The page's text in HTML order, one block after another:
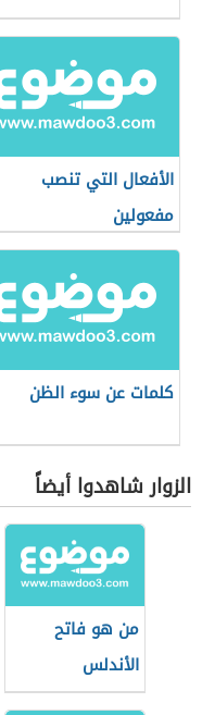
الأفعال التي تنصب
مفعولين
كلمات عن سوء الظن
الزوار شاهدوا أيضاً
من هو فاتح
الأندلس